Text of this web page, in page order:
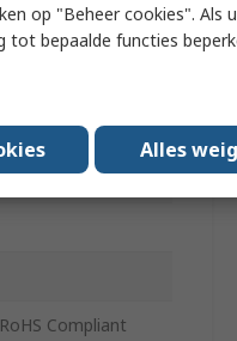
Compliant
op "Beheer cookies". Als
tot bepaalde functies
Alles